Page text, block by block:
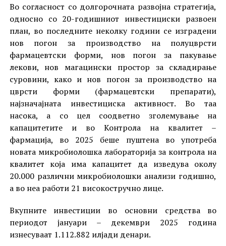
Во согласност со долгорочната развојна стратегија,
односно со 20-годишниот инвестициски развоен
план, во последните неколку години се изградени
нов погон за производство на полуцврсти
фармацевтски форми, нов погон за пакување
лекови, нов магацински простор за складирање
суровини, како и нов погон за производство на
цврсти форми (фармацевтски препарати),
најзначајната инвестициска активност. Во таа
насока, а со цел соодветно зголемување на
капацитетите и во Контрола на квалитет –
фармација, во 2025 беше пуштена во употреба
новата микробиолошка лабораторија за контрола на
квалитет која има капацитет да изведува околу
20.000 различни микробиолошки анализи годишно,
a во неа работи 21 високостручно лице.
Вкупните инвестиции во основни средства во
периодот јануари – декември 2025 година
изнесуваат 1.112.882 илјади денари.